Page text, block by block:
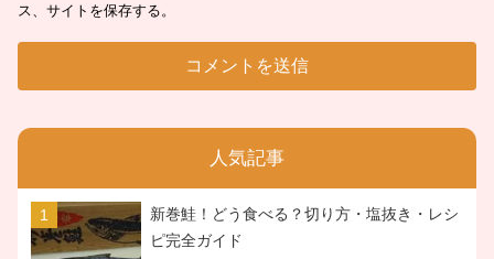
ス、サイトを保存する。
人気記事
新巻鮭！どう食べる？切り方・塩抜き・レシ
ピ完全ガイド